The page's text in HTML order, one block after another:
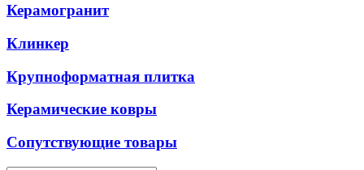
Керамогранит
Клинкер
Крупноформатная плитка
Керамические ковры
Сопутствующие товары